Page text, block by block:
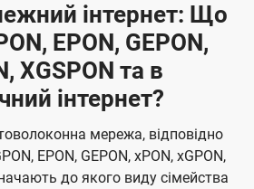
інтернет: Що
EPON, GEPON,
XGSPON та в
інтернет?
мережа, відповідно
EPON, GEPON, xPON, xGPON,
до якого виду сімейства